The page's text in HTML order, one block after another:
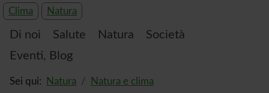
Clima Natura
Di noi Salute Natura
Società
Eventi, Blog
Sei qui: Natura
Natura e clima